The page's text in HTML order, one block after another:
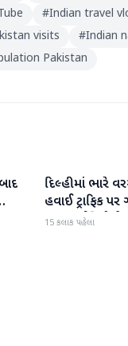
#Indian travel
visits #Indian
Pakistan
રાષ્ટ્રીય
દિલ્હીમાં ભારે
હવાઈ ટ્રાફિક
અસર; ઈન્ડિગોએ
15 કલાક પહેલા